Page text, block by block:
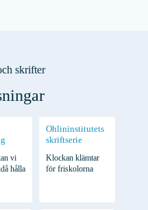
skrifter
vi
hålla
Ohlininstitutets
skriftserie
Klockan klämtar
för friskolorna